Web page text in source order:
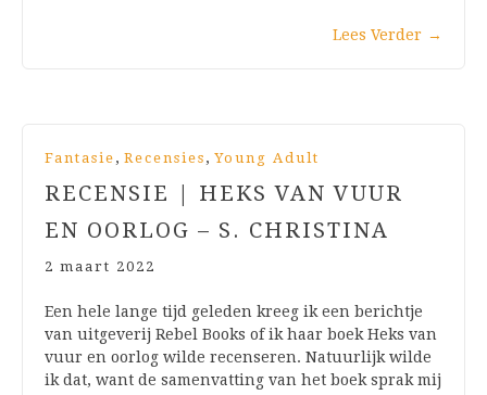
Lees Verder →
Fantasie , Recensies , Young Adult
RECENSIE | HEKS VAN VUUR
EN OORLOG – S. CHRISTINA
2 maart 2022
Een hele lange tijd geleden kreeg ik een berichtje
van uitgeverij Rebel Books of ik haar boek Heks van
vuur en oorlog wilde recenseren. Natuurlijk wilde
ik dat, want de samenvatting van het boek sprak mij